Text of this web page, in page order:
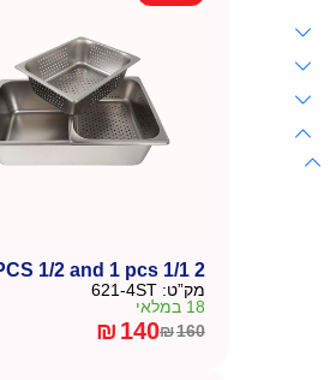
2 PCS 1/2 and 1 pcs 1/1
מק”ט: 621-4ST
18 במלאי
₪160
המחיר
₪ 140המחיר